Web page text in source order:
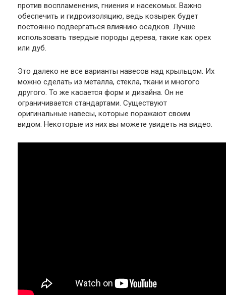
против воспламенения, гниения и насекомых. Важно
обеспечить и гидроизоляцию, ведь козырек будет
постоянно подвергаться влиянию осадков. Лучше
использовать твердые породы дерева, такие как орех
или дуб.
Это далеко не все варианты навесов над крыльцом. Их
можно сделать из металла, стекла, ткани и многого
другого. То же касается форм и дизайна. Он не
ограничивается стандартами. Существуют
оригинальные навесы, которые поражают своим
видом. Некоторые из них вы можете увидеть на видео.